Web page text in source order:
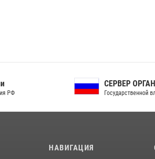
СЕРВЕР ОРГАНОВ
Государственной власти РФ
НАВИГАЦИЯ